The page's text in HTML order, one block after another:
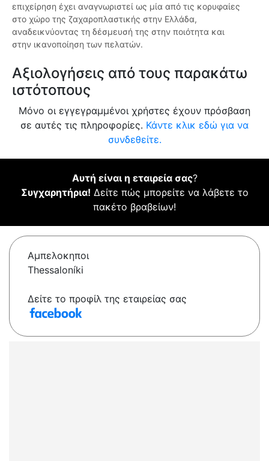
επιχείρηση έχει αναγνωριστεί ως μία από τις κορυφαίες
στο χώρο της ζαχαροπλαστικής στην Ελλάδα,
αναδεικνύοντας τη δέσμευσή της στην ποιότητα και
στην ικανοποίηση των πελατών.
Αξιολογήσεις από τους παρακάτω
ιστότοπους
Μόνο οι εγγεγραμμένοι χρήστες έχουν πρόσβαση
σε αυτές τις πληροφορίες. Κάντε κλικ εδώ για να
συνδεθείτε.
Αυτή είναι η εταιρεία σας?
Συγχαρητήρια! Δείτε πώς μπορείτε να λάβετε το
πακέτο βραβείων!
Αμπελοκηποι
Thessaloníki
Δείτε το προφίλ της εταιρείας σας